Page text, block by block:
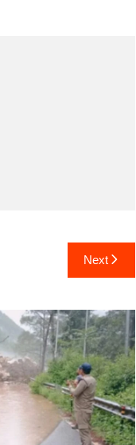
Next